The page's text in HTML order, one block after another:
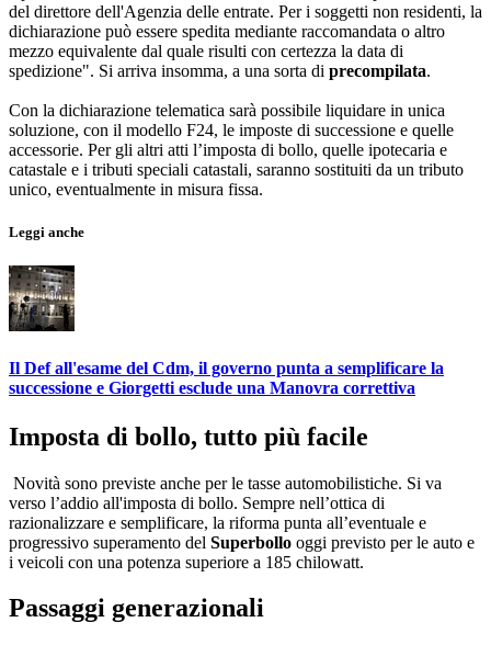
del direttore dell'Agenzia delle entrate. Per i soggetti non residenti, la
dichiarazione può essere spedita mediante raccomandata o altro
mezzo equivalente dal quale risulti con certezza la data di
spedizione". Si arriva insomma, a una sorta di precompilata.
Con la dichiarazione telematica sarà possibile liquidare in unica
soluzione, con il modello F24, le imposte di successione e quelle
accessorie. Per gli altri atti l’imposta di bollo, quelle ipotecaria e
catastale e i tributi speciali catastali, saranno sostituiti da un tributo
unico, eventualmente in misura fissa.
Leggi anche
Il Def all'esame del Cdm, il governo punta a semplificare la
successione e Giorgetti esclude una Manovra correttiva
Imposta di bollo, tutto più facile
Novità sono previste anche per le tasse automobilistiche. Si va
verso l’addio all'imposta di bollo. Sempre nell’ottica di
razionalizzare e semplificare, la riforma punta all’eventuale e
progressivo superamento del Superbollo oggi previsto per le auto e
i veicoli con una potenza superiore a 185 chilowatt.
Passaggi generazionali